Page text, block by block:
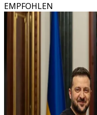
EMPFOHLEN